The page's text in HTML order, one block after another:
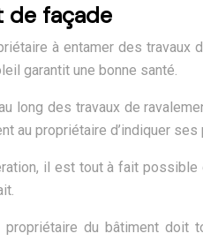
de façade
à entamer des
garantit une bonne santé.
des travaux de
au propriétaire d’indiquer
il est tout à fait
du bâtiment